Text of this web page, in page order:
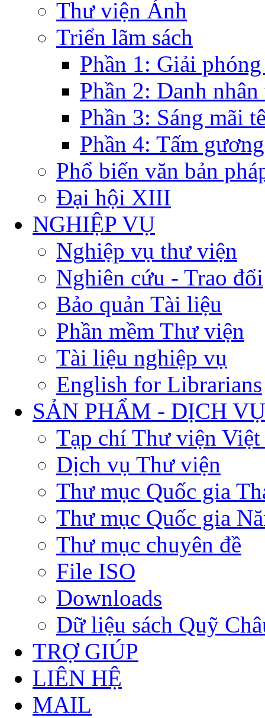
Thư viện Ảnh
Triển lãm sách
Phần 1: Giải
Phần 2: Danh nhân
Phần 3: Sáng mãi
Phần 4: Tấm
Phổ biến văn bản
Đại hội XIII
NGHIỆP VỤ
Nghiệp vụ thư viện
Nghiên cứu - Trao đổi
Bảo quản Tài liệu
Phần mềm Thư viện
Tài liệu nghiệp vụ
English for Librarians
SẢN PHẨM - DỊCH VỤ
Tạp chí Thư viện Việt
Dịch vụ Thư viện
Thư mục Quốc gia
Thư mục Quốc gia
Thư mục chuyên đề
File ISO
Downloads
Dữ liệu sách Quỹ
TRỢ GIÚP
LIÊN HỆ
MAIL